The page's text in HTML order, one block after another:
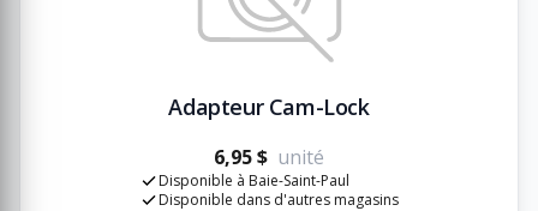
Adapteur Cam-Lock
6,95 $ unité
Disponible à Baie-Saint-Paul
Disponible dans d'autres magasins